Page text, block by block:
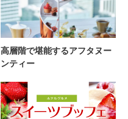
高層階で堪能するアフタヌー
ンティー